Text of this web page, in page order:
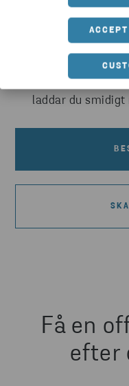
sortimentet
Med hög
utifrån dina krav
Behöver du
laddar du smidigt
Få en
efter